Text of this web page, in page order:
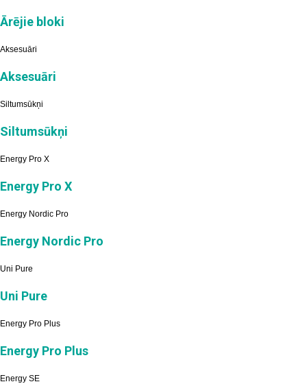
Ārējie bloki
Aksesuāri
Aksesuāri
Siltumsūkņi
Siltumsūkņi
Energy Pro X
Energy Pro X
Energy Nordic Pro
Energy Nordic Pro
Uni Pure
Uni Pure
Energy Pro Plus
Energy Pro Plus
Energy SE